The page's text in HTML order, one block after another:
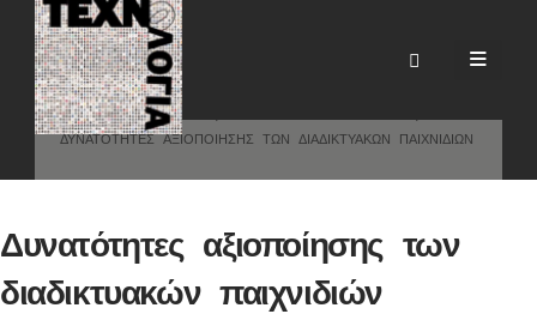
Δυνατότητες αξιοποίησης των
διαδικτυακών παιχνιδιών
HOME BLOG
ΔΥΝΑΤΌΤΗΤΕΣ ΑΞΙΟΠΟΊΗΣΗΣ ΤΩΝ ΔΙΑΔΙΚΤΥΑΚΏΝ ΠΑΙΧΝΙΔΙΏΝ
Δυνατότητες αξιοποίησης των
διαδικτυακών παιχνιδιών